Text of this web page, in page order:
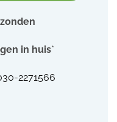
in huis*
2271566